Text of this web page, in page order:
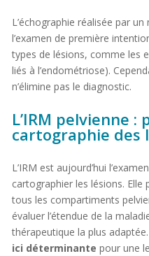
L’échographie réalisée par
l’examen de première
types de lésions, comme les
liés à l’endométriose).
n’élimine pas le diagnostic.
L’IRM pelvienne :
cartographie des
L’IRM est aujourd’hui
cartographier les lésions.
tous les compartiments
évaluer l’étendue de la
thérapeutique la plus adaptée.
ici déterminante pour une